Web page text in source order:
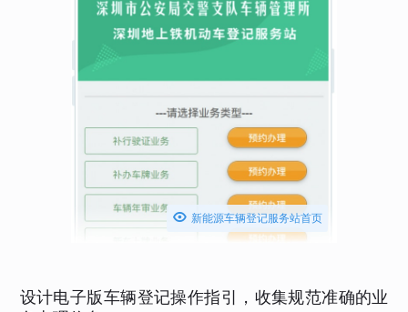
 新能源车辆登记服务站首页
设计电子版车辆登记操作指引，收集规范准确的业